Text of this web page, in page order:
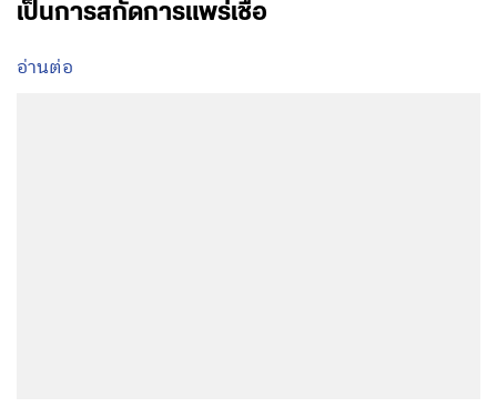
เป็นการสกัดการแพร่เชื้อ
อ่านต่อ